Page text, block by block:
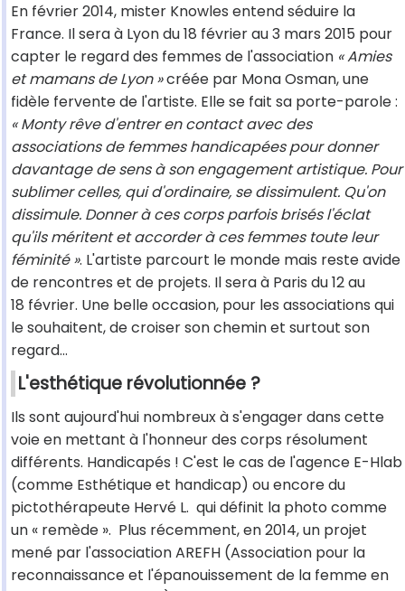
En février 2014, mister Knowles entend séduire la
France. Il sera à Lyon du 18 février au 3 mars 2015 pour
capter le regard des femmes de l'association « Amies
et mamans de Lyon »créée par Mona Osman, une
fidèle fervente de l'artiste. Elle se fait sa porte-parole :
« Monty rêve d'entrer en contact avec des
associations de femmes handicapées pour donner
davantage de sens à son engagement artistique. Pour
sublimer celles, qui d'ordinaire, se dissimulent. Qu'on
dissimule. Donner à ces corps parfois brisés l'éclat
qu'ils méritent et accorder à ces femmes toute leur
féminité ». L'artiste parcourt le monde mais reste avide
de rencontres et de projets. Il sera à Paris du 12 au
18 février. Une belle occasion, pour les associations qui
le souhaitent, de croiser son chemin et surtout son
regard…
L'esthétique révolutionnée ?
Ils sont aujourd'hui nombreux à s'engager dans cette
voie en mettant à l'honneur des corps résolument
différents. Handicapés ! C'est le cas de l'agence E-Hlab
(comme Esthétique et handicap) ou encore du
pictothérapeute Hervé L. qui définit la photo comme
un « remède ». Plus récemment, en 2014, un projet
mené par l'association AREFH (Association pour la
reconnaissance et l'épanouissement de la femme en